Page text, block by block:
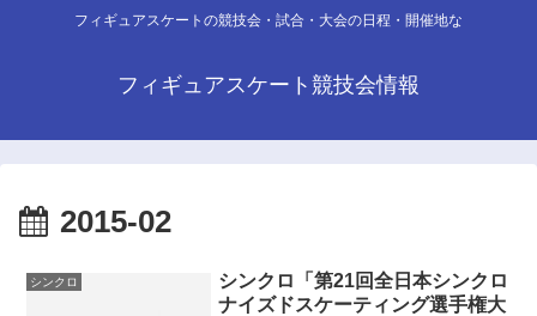
フィギュアスケートの競技会・試合・大会の日程・開催地な
フィギュアスケート競技会情報
2015-02
シンクロ
シンクロ「第21回全日本シンクロ
ナイズドスケーティング選手権大